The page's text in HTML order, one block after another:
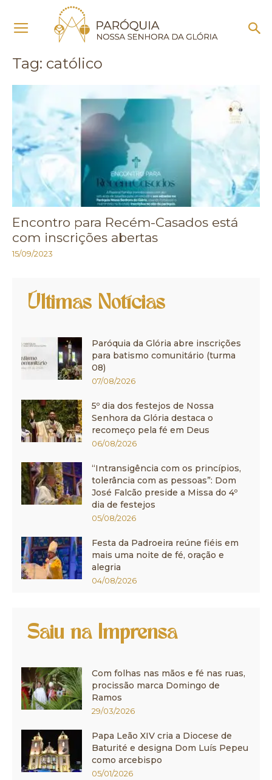
Católico
Tag: católico
Encontro para Recém-Casados está
com inscrições abertas
15/09/2023
Últimas Notícias
Paróquia da Glória abre inscrições
para batismo comunitário (turma
08)
07/08/2026
5º dia dos festejos de Nossa
Senhora da Glória destaca o
recomeço pela fé em Deus
06/08/2026
“Intransigência com os princípios,
tolerância com as pessoas”: Dom
José Falcão preside a Missa do 4º
dia de festejos
05/08/2026
Festa da Padroeira reúne fiéis em
mais uma noite de fé, oração e
alegria
04/08/2026
Saiu na Imprensa
Com folhas nas mãos e fé nas ruas,
procissão marca Domingo de
Ramos
29/03/2026
Papa Leão XIV cria a Diocese de
Baturité e designa Dom Luís Pepeu
como arcebispo
05/01/2026